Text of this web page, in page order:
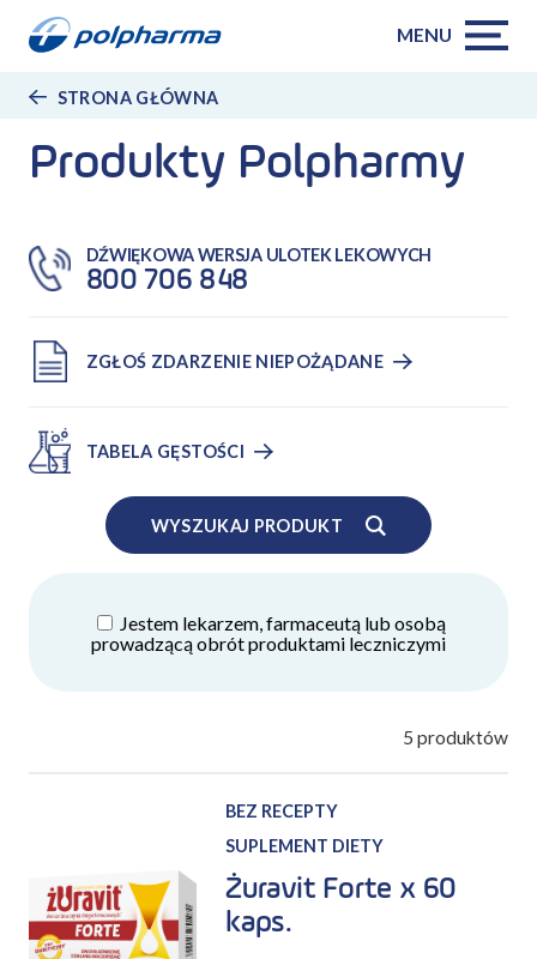
MENU
STRONA GŁÓWNA
Produkty Polpharmy
DŹWIĘKOWA WERSJA ULOTEK LEKOWYCH
800 706 848
ZGŁOŚ ZDARZENIE NIEPOŻĄDANE
TABELA GĘSTOŚCI
WYSZUKAJ PRODUKT
Jestem lekarzem, farmaceutą lub osobą
prowadzącą obrót produktami leczniczymi
5 produktów
Żuravit Forte x 60
kaps.
BEZ RECEPTY
SUPLEMENT DIETY